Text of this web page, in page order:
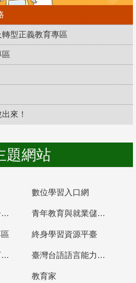
轉型正義教育專區
區
來！
題網站
數位學習入口網
教育部統計處電子書櫃 青年教育與就業儲蓄帳戶
終身學習資源平臺
教育部高中等以下學校及幼兒園教師資格檢定考試 臺灣台語語言能力認證網站
教育家